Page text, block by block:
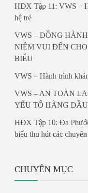
HĐX Tập 11: VWS –
hệ trẻ
VWS – ĐỒNG
NIỀM VUI ĐẾN
BIỂU
VWS – Hành trình
VWS – AN TOÀN
YẾU TỐ HÀNG ĐẦU
HĐX Tập 10: Đa
biểu thu hút các
CHUYÊN MỤC